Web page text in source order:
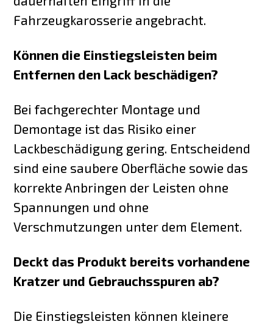
Fahrzeugkarosserie angebracht.
Können die Einstiegsleisten beim
Entfernen den Lack beschädigen?
Bei fachgerechter Montage und
Demontage ist das Risiko einer
Lackbeschädigung gering. Entscheidend
sind eine saubere Oberfläche sowie das
korrekte Anbringen der Leisten ohne
Spannungen und ohne
Verschmutzungen unter dem Element.
Deckt das Produkt bereits vorhandene
Kratzer und Gebrauchsspuren ab?
Die Einstiegsleisten können kleinere